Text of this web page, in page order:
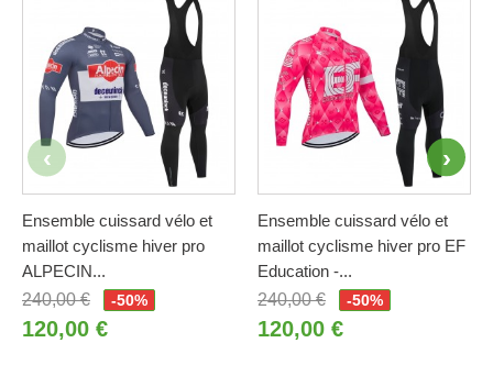
Ensemble cuissard vélo et
maillot cyclisme hiver pro
ALPECIN...
240,00 €
-50%
120,00 €
Ensemble cuissard vélo et
maillot cyclisme hiver pro EF
Education -...
240,00 €
-50%
120,00 €